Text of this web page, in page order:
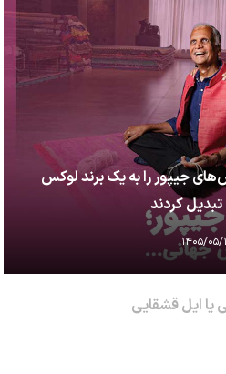
جیپور را به یک برند لوکس
کردند
۰۵/۱۱
یا ایل قشقایی